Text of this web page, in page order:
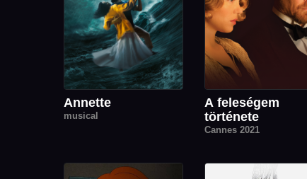
Annette
musical
A feleségem
története
Cannes 2021